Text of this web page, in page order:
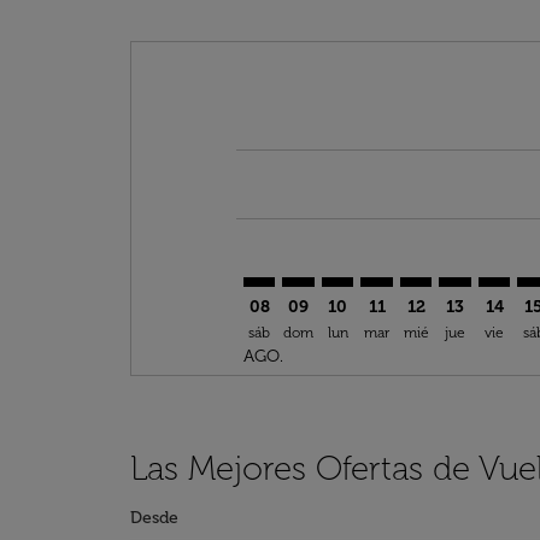
08
sáb
AGO.
09
dom
10
lun
11
mar
12
mié
13
jue
14
vie
Las Mejores Ofertas de
Desde